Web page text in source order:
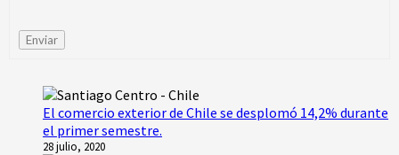
Enviar
El comercio exterior de Chile se desplomó 14,2% durante
el primer semestre.
28 julio, 2020